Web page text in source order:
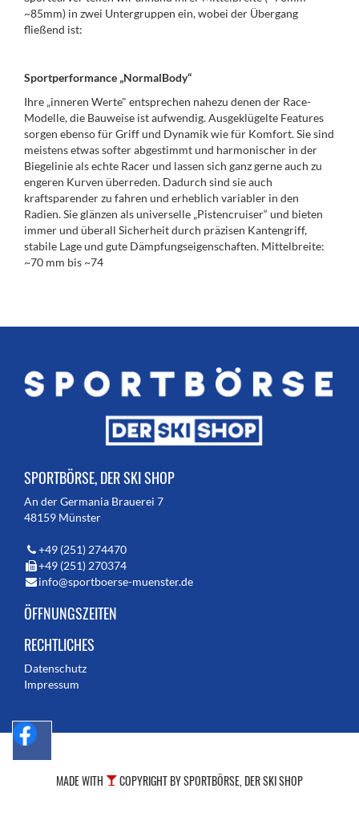
~85mm) in zwei Untergruppen ein, wobei der Übergang
fließend ist:
Sportperformance „NormalBody“
Ihre „inneren Werte" entsprechen nahezu denen der Race-
Modelle, die Bauweise ist aufwendig. Ausgeklügelte Features
sorgen ebenso für Griff und Dynamik wie für Komfort. Sie sind
meistens etwas softer abgestimmt und harmonischer in der
Biegelinie als echte Racer und lassen sich ganz gerne auch zu
engeren Kurven überreden. Dadurch sind sie auch
kraftsparender zu fahren und erheblich variabler in den
Radien. Sie glänzen als universelle „Pistencruiser“ und bieten
immer und überall Sicherheit durch präzisen Kantengriff,
stabile Lage und gute Dämpfungseigenschaften. Mittelbreite:
~70 mm bis ~74
SPORTBÖRSE, DER SKI SHOP
An der Germania Brauerei 7
48159 Münster
+49 (251) 274470
+49 (251) 270374
info@sportboerse-muenster.de
ÖFFNUNGSZEITEN
RECHTLICHES
Datenschutz
Impressum
MADE WITH COPYRIGHT BY SPORTBÖRSE, DER SKI SHOP